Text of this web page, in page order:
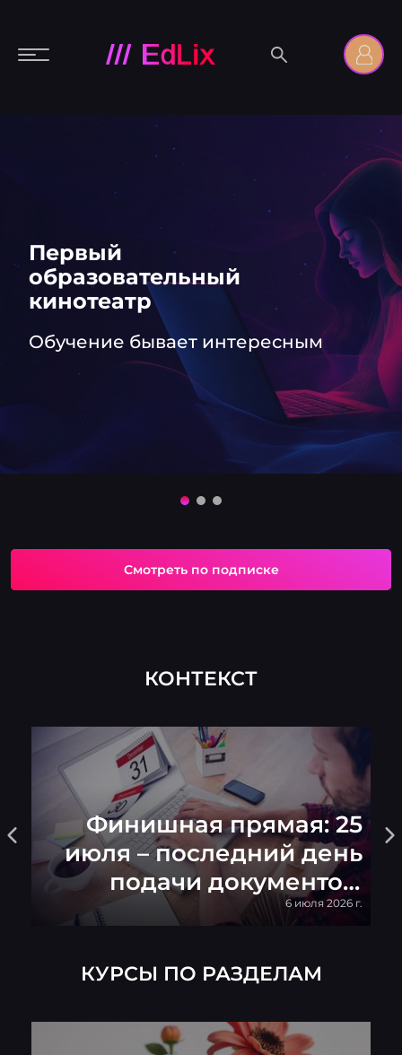
Первый
образовательный
кинотеатр
Обучение бывает интересным
Смотреть по подписке
КОНТЕКСТ
Финишная прямая: 25
июля – последний день
подачи документов,
опубликованы
6 июля 2026 г.
КУРСЫ ПО РАЗДЕЛАМ